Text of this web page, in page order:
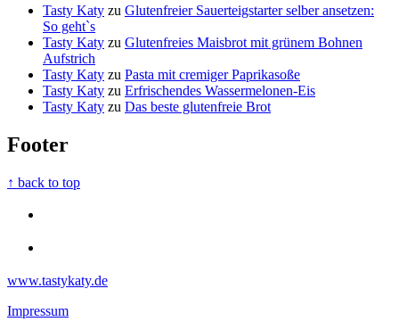
Tasty Katy zu Glutenfreier Sauerteigstarter selber ansetzen:
So geht`s
Tasty Katy zu Glutenfreies Maisbrot mit grünem Bohnen
Aufstrich
Tasty Katy zu Pasta mit cremiger Paprikasoße
Tasty Katy zu Erfrischendes Wassermelonen-Eis
Tasty Katy zu Das beste glutenfreie Brot
Footer
↑ back to top
www.tastykaty.de
Impressum